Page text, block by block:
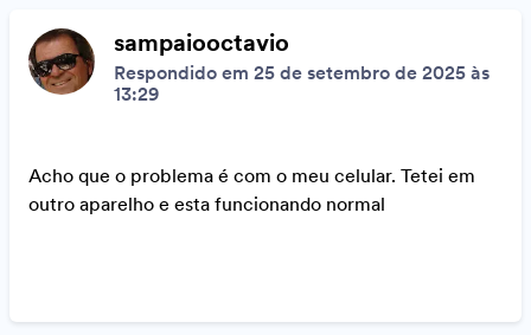
sampaiooctavio
Respondido em 25 de setembro de 2025 às
13:29
Acho que o problema é com o meu celular. Tetei em
outro aparelho e esta funcionando normal